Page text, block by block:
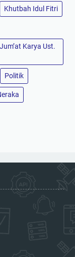
Khutbah Idul Fitri
Karya Ust.
Politik